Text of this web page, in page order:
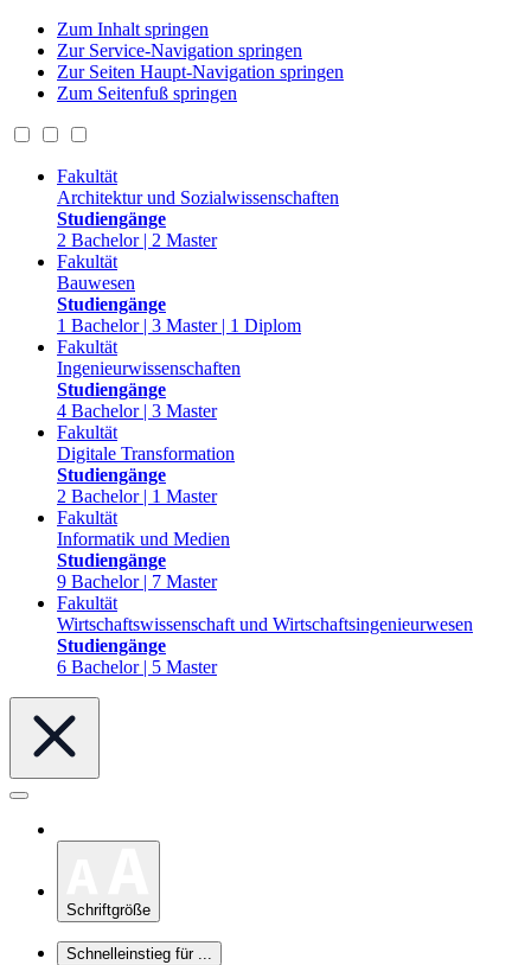
Zum Inhalt springen
Zur Service-Navigation springen
Zur Seiten Haupt-Navigation springen
Zum Seitenfuß springen
Fakultät
Architektur und Sozialwissenschaften
Studiengänge
2 Bachelor | 2 Master
Fakultät
Bauwesen
Studiengänge
1 Bachelor | 3 Master | 1 Diplom
Fakultät
Ingenieurwissenschaften
Studiengänge
4 Bachelor | 3 Master
Fakultät
Digitale Transformation
Studiengänge
2 Bachelor | 1 Master
Fakultät
Informatik und Medien
Studiengänge
9 Bachelor | 7 Master
Fakultät
Wirtschaftswissenschaft und Wirtschaftsingenieurwesen
Studiengänge
6 Bachelor | 5 Master
Schriftgröße
Schnelleinstieg für ...